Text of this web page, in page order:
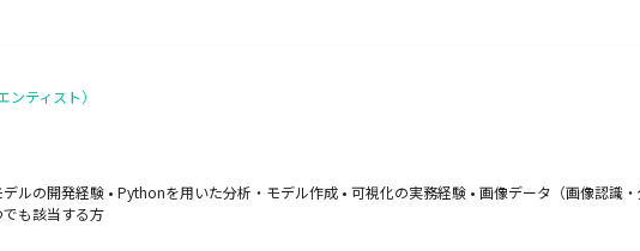
ティスト）
ルの開発経験 • Pythonを用いた分析・モデル作成 • 可視化の実務経験 • 画像データ（画像認識
も該当する方